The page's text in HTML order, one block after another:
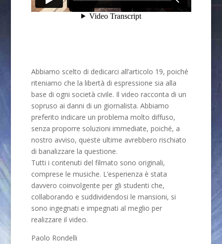
Abbiamo scelto di dedicarci all’articolo 19, poiché
riteniamo che la libertà di espressione sia alla
base di ogni società civile. Il video racconta di un
sopruso ai danni di un giornalista. Abbiamo
preferito indicare un problema molto diffuso,
senza proporre soluzioni immediate, poiché, a
nostro avviso, queste ultime avrebbero rischiato
di banalizzare la questione.
Tutti i contenuti del filmato sono originali,
comprese le musiche. L’esperienza è stata
davvero coinvolgente per gli studenti che,
collaborando e suddividendosi le mansioni, si
sono ingegnati e impegnati al meglio per
realizzare il video.
Paolo Rondelli